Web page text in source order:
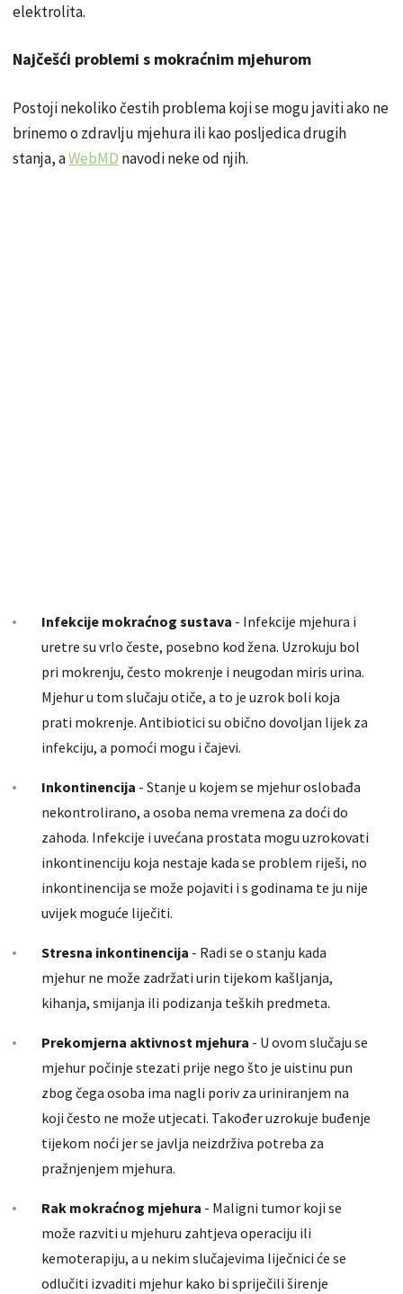
elektrolita.
Najčešći problemi s mokraćnim mjehurom
Postoji nekoliko čestih problema koji se mogu javiti ako ne
brinemo o zdravlju mjehura ili kao posljedica drugih
stanja, aWebMD navodi neke od njih.
Infekcije mokraćnog sustava - Infekcije mjehura i
uretre su vrlo česte, posebno kod žena. Uzrokuju bol
pri mokrenju, često mokrenje i neugodan miris urina.
Mjehur u tom slučaju otiče, a to je uzrok boli koja
prati mokrenje. Antibiotici su obično dovoljan lijek za
infekciju, a pomoći mogu i čajevi.
Inkontinencija - Stanje u kojem se mjehur oslobađa
nekontrolirano, a osoba nema vremena za doći do
zahoda. Infekcije i uvećana prostata mogu uzrokovati
inkontinenciju koja nestaje kada se problem riješi, no
inkontinencija se može pojaviti i s godinama te ju nije
uvijek moguće liječiti.
Stresna inkontinencija - Radi se o stanju kada
mjehur ne može zadržati urin tijekom kašljanja,
kihanja, smijanja ili podizanja teških predmeta.
Prekomjerna aktivnost mjehura - U ovom slučaju se
mjehur počinje stezati prije nego što je uistinu pun
zbog čega osoba ima nagli poriv za uriniranjem na
koji često ne može utjecati. Također uzrokuje buđenje
tijekom noći jer se javlja neizdrživa potreba za
pražnjenjem mjehura.
Rak mokraćnog mjehura - Maligni tumor koji se
može razviti u mjehuru zahtjeva operaciju ili
kemoterapiju, a u nekim slučajevima liječnici će se
odlučiti izvaditi mjehur kako bi spriječili širenje